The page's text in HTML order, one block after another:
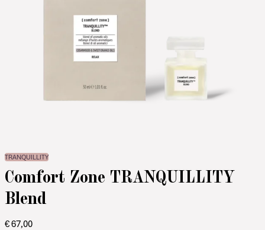
TRANQUILLITY
Comfort Zone TRANQUILLITY
Blend
€67,00